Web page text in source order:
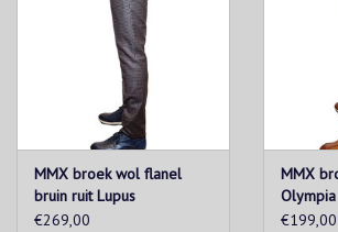
MMX broek wol flanel
bruin ruit Lupus
€269,00
MMX
Olympia
€199,00